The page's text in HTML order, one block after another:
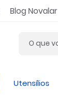
Blog Novalar
Utensílios